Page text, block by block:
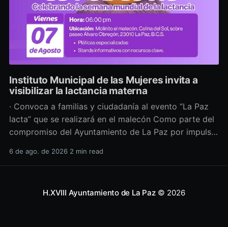
Instituto Municipal de las Mujeres invita a
visibilizar la lactancia materna
· Convoca a familias y ciudadanía al evento “La Paz
lacta” que se realizará en el malecón Como parte del
compromiso del Ayuntamiento de La Paz por impulsar
salud y los derechos de las mujeres, así como generar
6 de ago. de 2026 2 min read
H.XVIII Ayuntamiento de La Paz© 2026